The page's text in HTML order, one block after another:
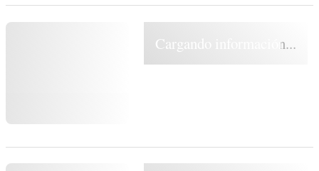
Cargando información...